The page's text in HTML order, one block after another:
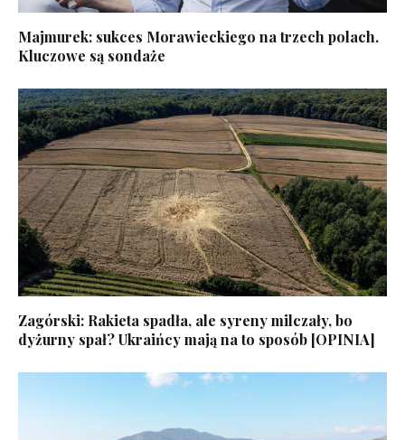
Majmurek: sukces Morawieckiego na trzech polach.
Kluczowe są sondaże
Zagórski: Rakieta spadła, ale syreny milczały, bo
dyżurny spał? Ukraińcy mają na to sposób [OPINIA]